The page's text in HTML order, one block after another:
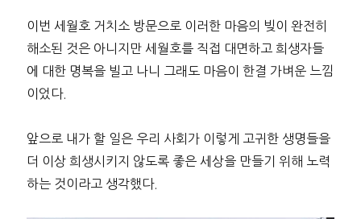
이번 세월호 거치소 방문으로 이러한 마음의 빚이 완전히
해소된 것은 아니지만 세월호를 직접 대면하고 희생자들
에 대한 명복을 빌고 나니 그래도 마음이 한결 가벼운 느낌
이었다.
앞으로 내가 할 일은 우리 사회가 이렇게 고귀한 생명들을
더 이상 희생시키지 않도록 좋은 세상을 만들기 위해 노력
하는 것이라고 생각했다.